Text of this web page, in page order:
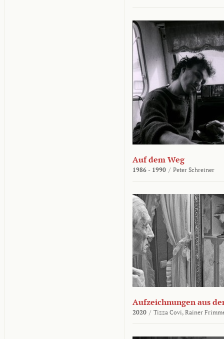
Auf dem Weg
1986 - 1990 / Peter Schreiner
Aufzeichnungen aus
2020 / Tizza Covi, Rainer